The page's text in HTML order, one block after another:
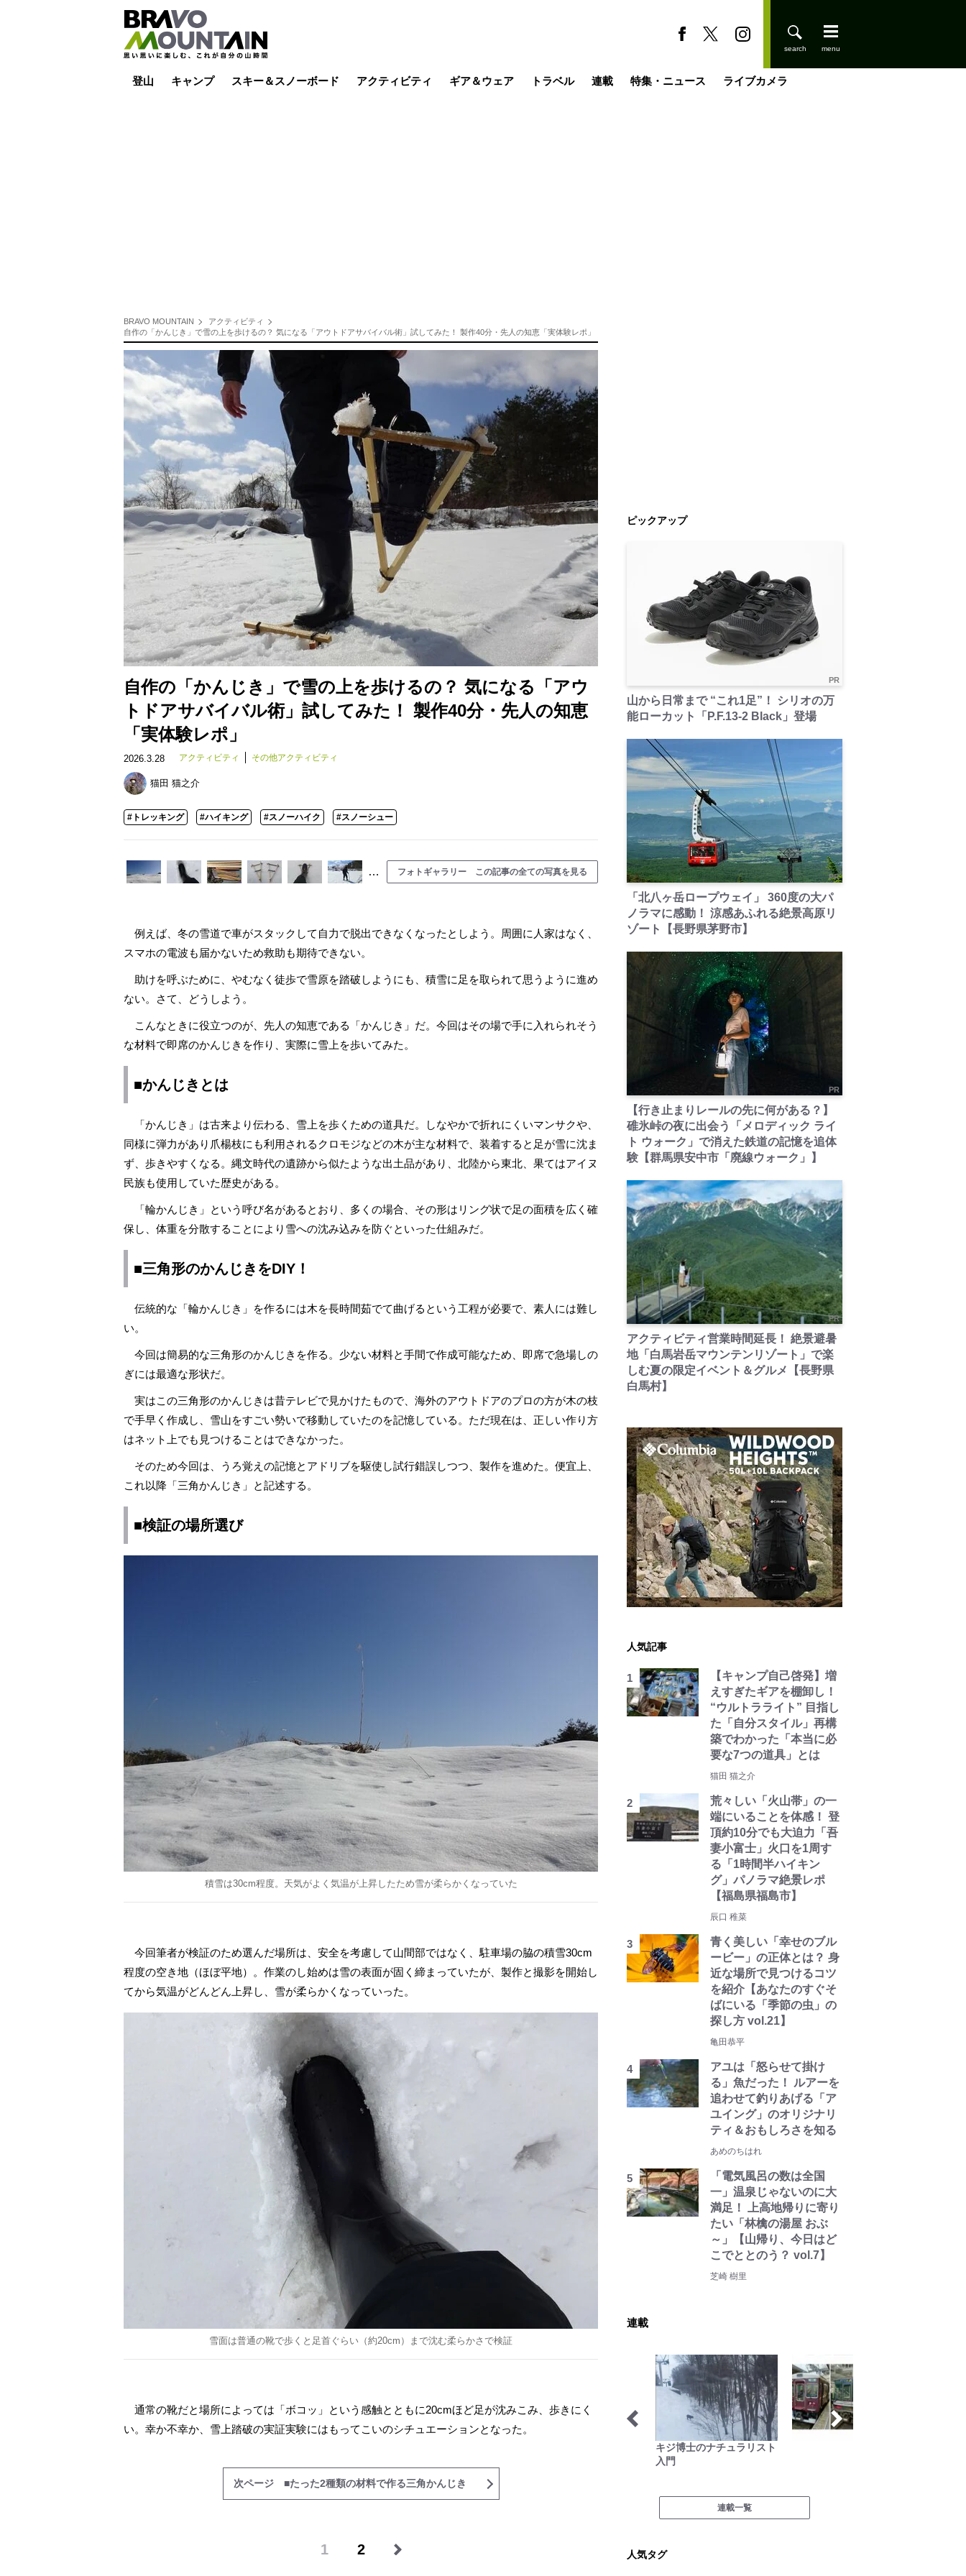
登山 キャンプ スキー＆スノーボード アクティビティ ギア＆ウェア トラベル 連載 特集・ニュース ライブカメラ
BRAVO MOUNTAIN
アクティビティ
自作の「かんじき」で雪の上を歩けるの？ 気になる「アウトドアサバイバル術」試してみた！ 製作40分・先人の知恵「実体験レポ」
自作の「かんじき」で雪の上を歩けるの？ 気になる「アウ
トドアサバイバル術」試してみた！ 製作40分・先人の知恵
「実体験レポ」
2026.3.28 アクティビティ その他アクティビティ
猫田 猫之介
#トレッキング #ハイキング #スノーハイク #スノーシュー
… フォトギャラリー この記事の全ての写真を見る
例えば、冬の雪道で車がスタックして自力で脱出できなくなったとしよう。周囲に人家はなく、
スマホの電波も届かないため救助も期待できない。
助けを呼ぶために、やむなく徒歩で雪原を踏破しようにも、積雪に足を取られて思うように進め
ない。さて、どうしよう。
こんなときに役立つのが、先人の知恵である「かんじき」だ。今回はその場で手に入れられそう
な材料で即席のかんじきを作り、実際に雪上を歩いてみた。
■かんじきとは
「かんじき」は古来より伝わる、雪上を歩くための道具だ。しなやかで折れにくいマンサクや、
同様に弾力があり爪楊枝にも利用されるクロモジなどの木が主な材料で、装着すると足が雪に沈ま
ず、歩きやすくなる。縄文時代の遺跡から似たような出土品があり、北陸から東北、果てはアイヌ
民族も使用していた歴史がある。
「輪かんじき」という呼び名があるとおり、多くの場合、その形はリング状で足の面積を広く確
保し、体重を分散することにより雪への沈み込みを防ぐといった仕組みだ。
■三角形のかんじきをDIY！
伝統的な「輪かんじき」を作るには木を長時間茹でて曲げるという工程が必要で、素人には難し
い。
今回は簡易的な三角形のかんじきを作る。少ない材料と手間で作成可能なため、即席で急場しの
ぎには最適な形状だ。
実はこの三角形のかんじきは昔テレビで見かけたもので、海外のアウトドアのプロの方が木の枝
で手早く作成し、雪山をすごい勢いで移動していたのを記憶している。ただ現在は、正しい作り方
はネット上でも見つけることはできなかった。
そのため今回は、うろ覚えの記憶とアドリブを駆使し試行錯誤しつつ、製作を進めた。便宜上、
これ以降「三角かんじき」と記述する。
■検証の場所選び
積雪は30cm程度。天気がよく気温が上昇したため雪が柔らかくなっていた
今回筆者が検証のため選んだ場所は、安全を考慮して山間部ではなく、駐車場の脇の積雪30cm
程度の空き地（ほぼ平地）。作業のし始めは雪の表面が固く締まっていたが、製作と撮影を開始し
てから気温がどんどん上昇し、雪が柔らかくなっていった。
雪面は普通の靴で歩くと足首ぐらい（約20cm）まで沈む柔らかさで検証
通常の靴だと場所によっては「ボコッ」という感触とともに20cmほど足が沈みこみ、歩きにく
い。幸か不幸か、雪上踏破の実証実験にはもってこいのシチュエーションとなった。
次ページ ■たった2種類の材料で作る三角かんじき
1 2
ピックアップ
PR
山から日常まで “これ1足”！ シリオの万
能ローカット「P.F.13-2 Black」登場
PR
「北八ヶ岳ロープウェイ」 360度の大パ
ノラマに感動！ 涼感あふれる絶景高原リ
ゾート【長野県茅野市】
PR
【行き止まりレールの先に何がある？】
碓氷峠の夜に出会う「メロディック ライ
ト ウォーク」で消えた鉄道の記憶を追体
験【群馬県安中市「廃線ウォーク」】
PR
アクティビティ営業時間延長！ 絶景避暑
地「白馬岩岳マウンテンリゾート」で楽
しむ夏の限定イベント＆グルメ【長野県
白馬村】
人気記事
【キャンプ自己啓発】増
えすぎたギアを棚卸し！
“ウルトラライト” 目指し
た「自分スタイル」再構
築でわかった「本当に必
要な7つの道具」とは
猫田 猫之介
荒々しい「火山帯」の一
端にいることを体感！ 登
頂約10分でも大迫力「吾
妻小富士」火口を1周す
る「1時間半ハイキン
グ」パノラマ絶景レポ
【福島県福島市】
辰口 稚菜
青く美しい「幸せのブル
ービー」の正体とは？ 身
近な場所で見つけるコツ
を紹介【あなたのすぐそ
ばにいる「季節の虫」の
探し方 vol.21】
亀田恭平
アユは「怒らせて掛け
る」魚だった！ ルアーを
追わせて釣りあげる「ア
ユイング」のオリジナリ
ティ＆おもしろさを知る
あめのちはれ
「電気風呂の数は全国
一」温泉じゃないのに大
満足！ 上高地帰りに寄り
たい「林檎の湯屋 おぶ
～」【山帰り、今日はど
こでととのう？ vol.7】
芝崎 樹里
連載
キジ博士のナチュラリスト
入門
連載一覧
人気タグ